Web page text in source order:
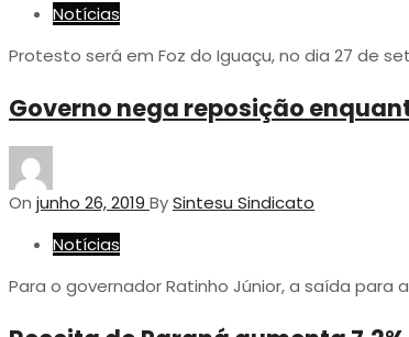
Notícias
Protesto será em Foz do Iguaçu, no dia 27 de
Governo nega reposição
On junho 26, 2019 BySintesu Sindicato
Notícias
Para o governador Ratinho Júnior, a saída para